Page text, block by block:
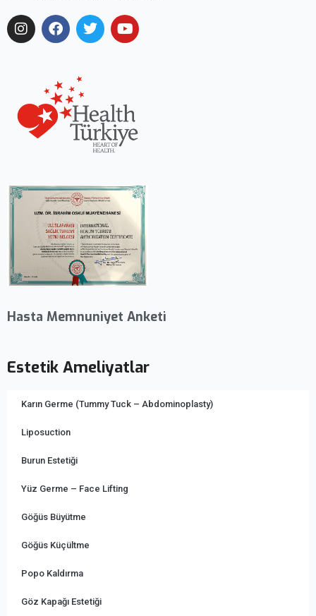
Hasta Memnuniyet Anketi
Estetik Ameliyatlar
Karın Germe (Tummy Tuck – Abdominoplasty)
Liposuction
Burun Estetiği
Yüz Germe – Face Lifting
Göğüs Büyütme
Göğüs Küçültme
Popo Kaldırma
Göz Kapağı Estetiği